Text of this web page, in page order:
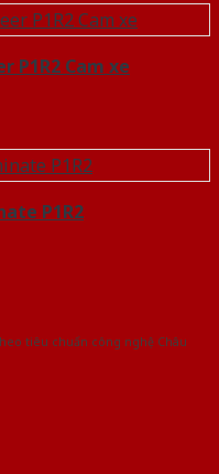
P1R2 Cam xe
P1R2
tiêu chuẩn công nghệ Châu